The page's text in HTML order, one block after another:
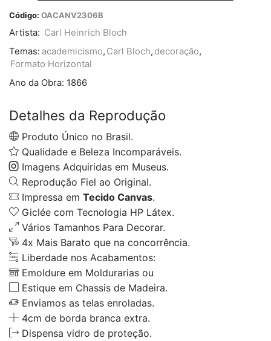
Código: OACANV2306B
Artista: Carl Heinrich Bloch
Temas: academicismo, Carl Bloch, decoração,
Formato Horizontal
Ano da Obra: 1866
Detalhes da Reprodução
Produto Único no Brasil.
Qualidade e Beleza Incomparáveis.
Imagens Adquiridas em Museus.
Reprodução Fiel ao Original.
Impressa em Tecido Canvas.
Giclée com Tecnologia HP Látex.
Vários Tamanhos Para Decorar.
4x Mais Barato que na concorrência.
Liberdade nos Acabamentos:
Emoldure em Moldurarias ou
Estique em Chassis de Madeira.
Enviamos as telas enroladas.
4cm de borda branca extra.
Dispensa vidro de proteção.